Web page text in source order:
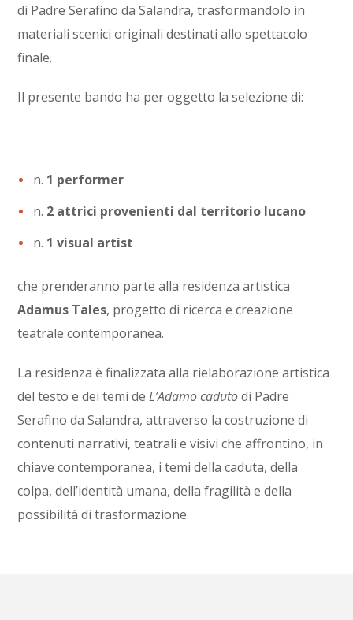
di Padre Serafino da Salandra, trasformandolo in
materiali scenici originali destinati allo spettacolo
finale.
Il presente bando ha per oggetto la selezione di:
n. 1 performer
n. 2 attrici provenienti dal territorio lucano
n. 1 visual artist
che prenderanno parte alla residenza artistica
Adamus Tales, progetto di ricerca e creazione
teatrale contemporanea.
La residenza è finalizzata alla rielaborazione artistica
del testo e dei temi deL’Adamo cadutodi Padre
Serafino da Salandra, attraverso la costruzione di
contenuti narrativi, teatrali e visivi che affrontino, in
chiave contemporanea, i temi della caduta, della
colpa, dell’identità umana, della fragilità e della
possibilità di trasformazione.